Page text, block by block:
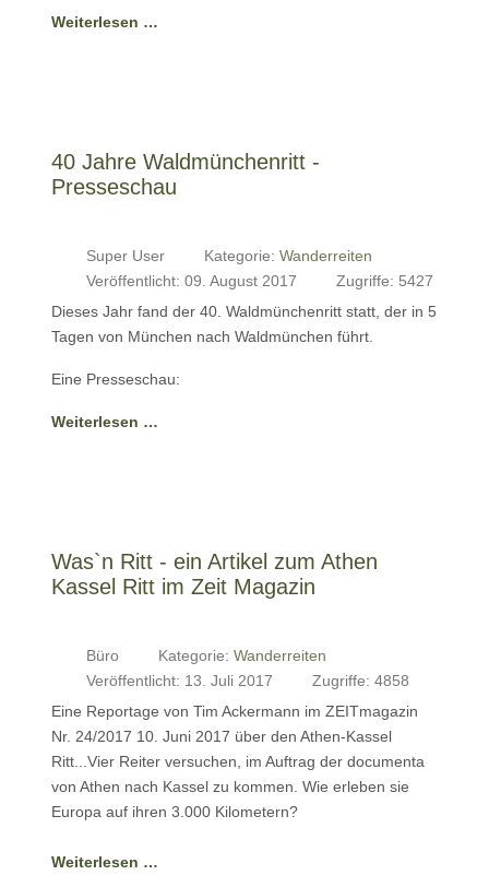
Weiterlesen …
40 Jahre Waldmünchenritt -
Presseschau
Super User Kategorie: Wanderreiten
Veröffentlicht: 09. August 2017
Zugriffe: 5427
Dieses Jahr fand der 40. Waldmünchenritt statt, der in 5
Tagen von München nach Waldmünchen führt.
Eine Presseschau:
Weiterlesen …
Was`n Ritt - ein Artikel zum Athen
Kassel Ritt im Zeit Magazin
Büro Kategorie: Wanderreiten
Veröffentlicht: 13. Juli 2017
Zugriffe: 4858
Eine Reportage von Tim Ackermann im ZEITmagazin
Nr. 24/2017 10. Juni 2017 über den Athen-Kassel
Ritt...Vier Reiter versuchen, im Auftrag der documenta
von Athen nach Kassel zu kommen. Wie erleben sie
Europa auf ihren 3.000 Kilometern?
Weiterlesen …